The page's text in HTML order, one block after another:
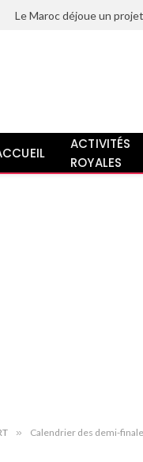
ACTIVITÉS
ROYALES
» Calendrier des demi-